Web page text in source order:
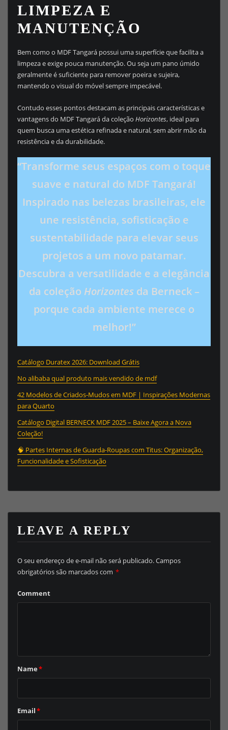
LIMPEZA E
MANUTENÇÃO
Bem como o MDF Tangará possui uma superfície que facilita a
limpeza e exige pouca manutenção. Ou seja um pano úmido
geralmente é suficiente para remover poeira e sujeira,
mantendo o visual do móvel sempre impecável.
Contudo esses pontos destacam as principais características e
vantagens do MDF Tangará da coleção Horizontes, ideal para
quem busca uma estética refinada e natural, sem abrir mão da
resistência e da durabilidade.
“Transforme seus espaços com o toque
suave e natural do MDF Tangará!
Inspirado nas belezas brasileiras, ele
une resistência, sofisticação e
sustentabilidade para elevar seus
projetos a um novo patamar.
Descubra a versatilidade e a elegância
da coleção Horizontesda Berneck –
porque cada ambiente merece o
melhor!”
Catálogo Duratex 2026: Download Grátis
No alibaba qual produto mais vendido de mdf
42 Modelos de Criados-Mudos em MDF | Inspirações Modernas
para Quarto
Catálogo Digital BERNECK MDF 2025 – Baixe Agora a Nova
Coleção!
🧠 Partes Internas de Guarda-Roupas com Titus: Organização,
Funcionalidade e Sofisticação
LEAVE A REPLY
O seu endereço de e-mail não será publicado.Campos
obrigatórios são marcados com *
Comment
Name*
Email*